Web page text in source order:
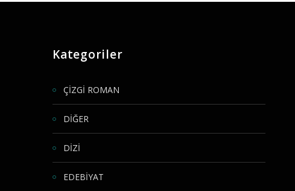
Kategoriler
ÇİZGİ ROMAN
DİĞER
DİZİ
EDEBİYAT